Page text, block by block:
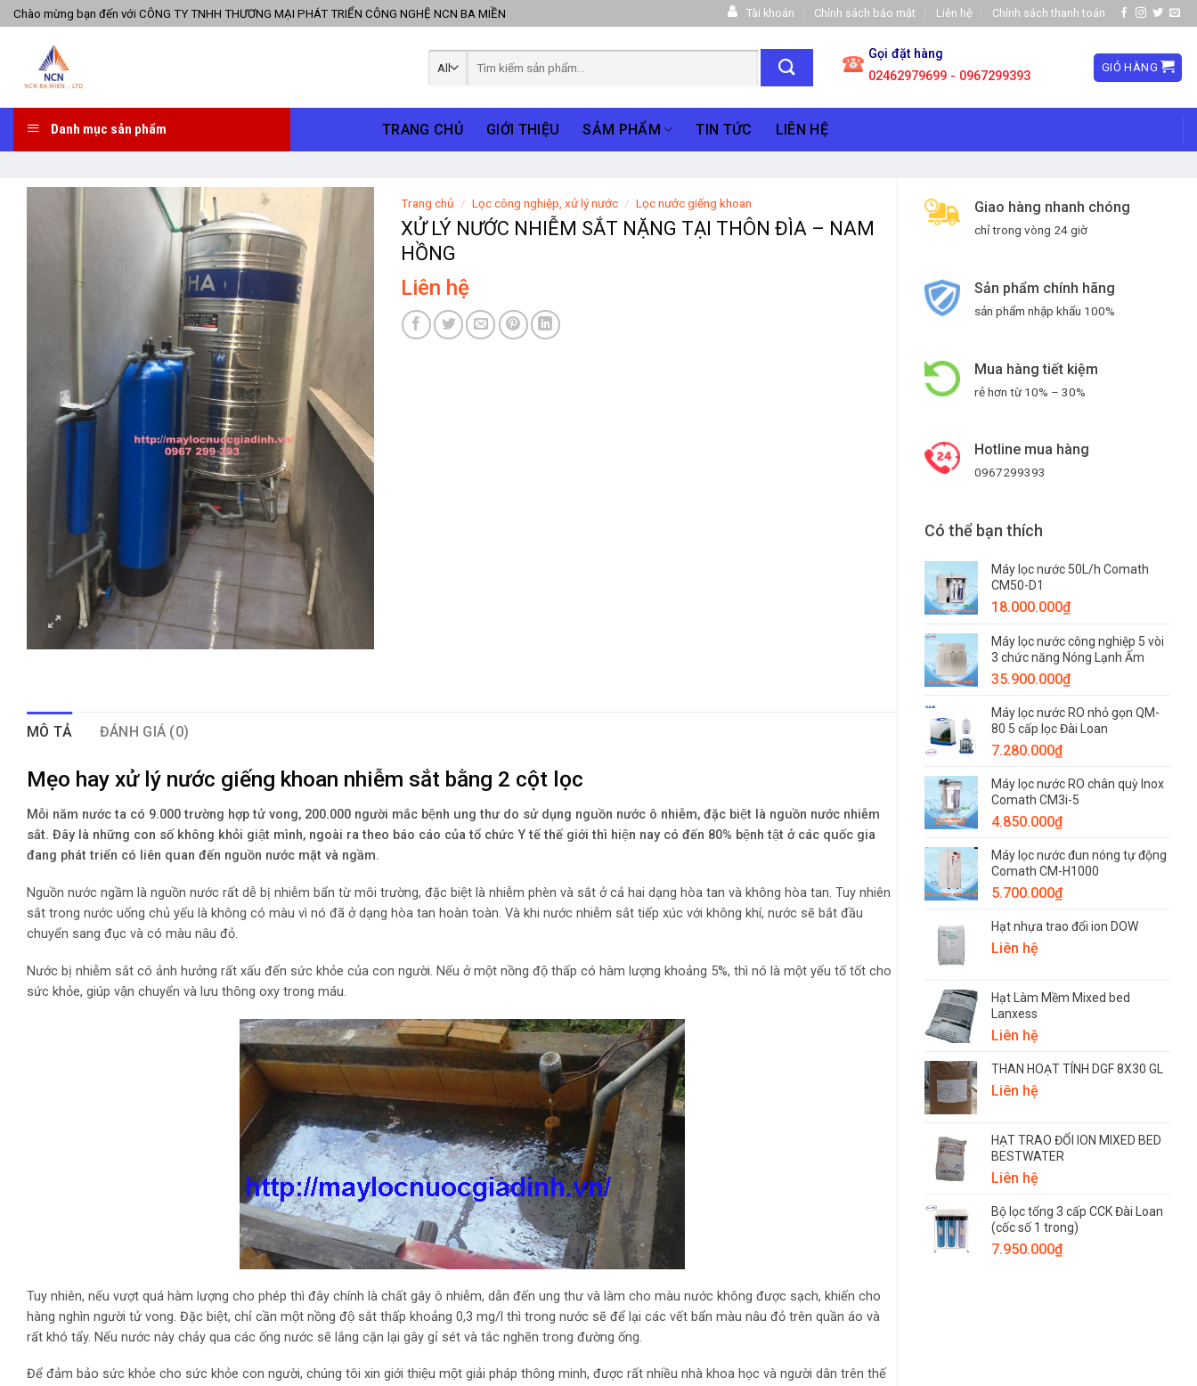
Skip
to
content
Chào mừng bạn đến với CÔNG TY TNHH THƯƠNG MẠI PHÁT TRIỂN CÔNG NGHỆ NCN BA MIỀN Tài khoản Chính sách bảo mật Liên hệ Chính sách thanh toán
Gọi đặt hàng
02462979699 - 0967299393
GIỎ HÀNG
Danh mục sản phẩm TRANG CHỦ GIỚI THIỆU SẢM PHẨM TIN TỨC LIÊN HỆ
Giao hàng nhanh chóng
chỉ trong vòng 24 giờ
Sản phẩm chính hãng
sản phẩm nhập khẩu 100%
Mua hàng tiết kiệm
rẻ hơn từ 10% – 30%
Hotline mua hàng
0967299393
Có thể bạn thích
Máy lọc nước 50L/h Comath
CM50-D1
18.000.000₫
Máy lọc nước công nghiệp 5 vòi
3 chức năng Nóng Lạnh Ấm
35.900.000₫
Máy lọc nước RO nhỏ gọn QM-
80 5 cấp lọc Đài Loan
7.280.000₫
Máy lọc nước RO chân quỳ Inox
Comath CM3i-5
4.850.000₫
Máy lọc nước đun nóng tự động
Comath CM-H1000
5.700.000₫
Hạt nhựa trao đổi ion DOW
Liên hệ
Hạt Làm Mềm Mixed bed
Lanxess
Liên hệ
THAN HOẠT TÍNH DGF 8X30 GL
Liên hệ
HẠT TRAO ĐỔI ION MIXED BED
BESTWATER
Liên hệ
Bộ lọc tổng 3 cấp CCK Đài Loan
(cốc số 1 trong)
7.950.000₫
Trang chủ / Lọc công nghiệp, xử lý nước / Lọc nước giếng khoan
XỬ LÝ NƯỚC NHIỄM SẮT NẶNG TẠI THÔN ĐÌA – NAM
HỒNG
Liên hệ
MÔ TẢ ĐÁNH GIÁ (0)
Mẹo hay xử lý nước giếng khoan nhiễm sắt bằng 2 cột lọc
Mỗi năm nước ta có 9.000 trường hợp tử vong, 200.000 người mắc bệnh ung thư do sử dụng nguồn nước ô nhiễm, đặc biệt là nguồn nước nhiễm
sắt. Đây là những con số không khỏi giật mình, ngoài ra theo báo cáo của tổ chức Y tế thế giới thì hiện nay có đến 80% bệnh tật ở các quốc gia
đang phát triển có liên quan đến nguồn nước mặt và ngầm.
Nguồn nước ngầm là nguồn nước rất dễ bị nhiễm bẩn từ môi trường, đặc biệt là nhiễm phèn và sắt ở cả hai dạng hòa tan và không hòa tan. Tuy nhiên
sắt trong nước uống chủ yếu là không có màu vì nó đã ở dạng hòa tan hoàn toàn. Và khi nước nhiễm sắt tiếp xúc với không khí, nước sẽ bắt đầu
chuyển sang đục và có màu nâu đỏ.
Nước bị nhiễm sắt có ảnh hưởng rất xấu đến sức khỏe của con người. Nếu ở một nồng độ thấp có hàm lượng khoảng 5%, thì nó là một yếu tố tốt cho
sức khỏe, giúp vận chuyển và lưu thông oxy trong máu.
Tuy nhiên, nếu vượt quá hàm lượng cho phép thì đây chính là chất gây ô nhiễm, dẫn đến ung thư và làm cho màu nước không được sạch, khiến cho
hàng nghìn người tử vong. Đặc biệt, chỉ cần một nồng độ sắt thấp khoảng 0,3 mg/l thì trong nước sẽ để lại các vết bẩn màu nâu đỏ trên quần áo và
rất khó tẩy. Nếu nước này chảy qua các ống nước sẽ lắng cặn lại gây gỉ sét và tắc nghẽn trong đường ống.
Để đảm bảo sức khỏe cho sức khỏe con người, chúng tôi xin giới thiệu một giải pháp thông minh, được rất nhiều nhà khoa học và người dân trên thế